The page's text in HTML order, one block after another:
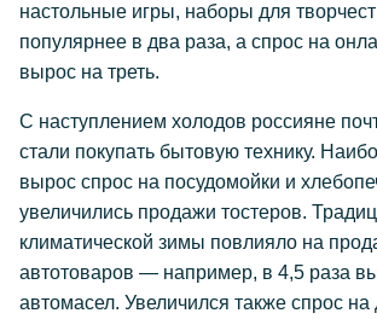
настольные игры, наборы для
популярнее в два раза, а спрос на
вырос на треть.
С наступлением холодов россияне
стали покупать бытовую технику.
вырос спрос на посудомойки и
увеличились продажи тостеров.
климатической зимы повлияло на
автотоваров — например, в 4,5 раза
автомасел. Увеличился также спрос на